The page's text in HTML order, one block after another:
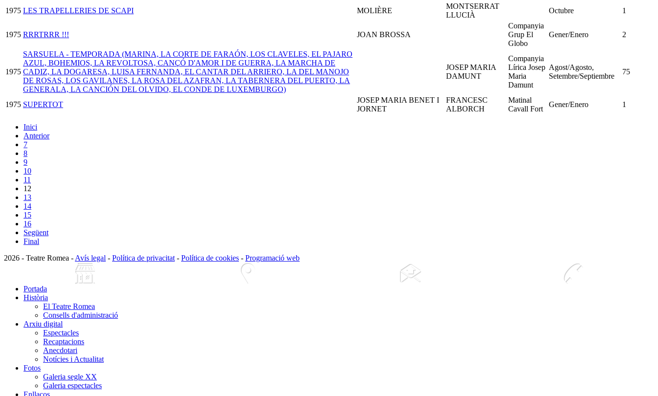
1975 LES TRAPELLERIES DE SCAPI MOLIÈRE
MONTSERRAT
LLUCIÀ
Octubre 1
1975 RRRTRRR !!! JOAN BROSSA
Companyia
Grup El
Globo
Gener/Enero 2
1975
SARSUELA - TEMPORADA (MARINA, LA CORTE DE FARAÓN, LOS CLAVELES, EL PAJARO
AZUL, BOHEMIOS, LA REVOLTOSA, CANÇÓ D'AMOR I DE GUERRA, LA MARCHA DE
CADIZ, LA DOGARESA, LUISA FERNANDA, EL CANTAR DEL ARRIERO, LA DEL MANOJO
DE ROSAS, LOS GAVILANES, LA ROSA DEL AZAFRAN, LA TABERNERA DEL PUERTO, LA
GENERALA, LA CANCIÓN DEL OLVIDO, EL CONDE DE LUXEMBURGO)
JOSEP MARIA
DAMUNT
Companyia
Lírica Josep
Maria
Damunt
Agost/Agosto,
Setembre/Septiembre
75
1975 SUPERTOT
JOSEP MARIA BENET I
JORNET
FRANCESC
ALBORCH
Matinal
Cavall Fort
Gener/Enero 1
Inici
Anterior
7
8
9
10
11
12
13
14
15
16
Següent
Final
2026 - Teatre Romea - Avís legal - Política de privacitat - Política de cookies - Programació web
Portada
Història
El Teatre Romea
Consells d'administració
Arxiu digital
Espectacles
Recaptacions
Anecdotari
Notícies i Actualitat
Fotos
Galeria segle XX
Galeria espectacles
Enllaços